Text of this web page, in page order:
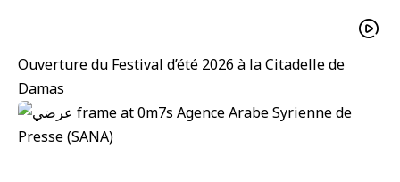
Ouverture du Festival d’été 2026 à la Citadelle de
Damas